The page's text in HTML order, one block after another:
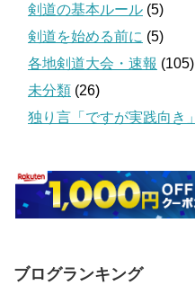
剣道の基本ルール (5)
剣道を始める前に (5)
各地剣道大会・速報 (105)
未分類 (26)
独り言「ですが実践向き」
ブログランキング